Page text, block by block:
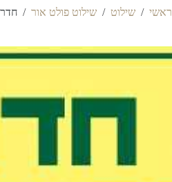
ראשי / שילוט / שילוט פולט אור /